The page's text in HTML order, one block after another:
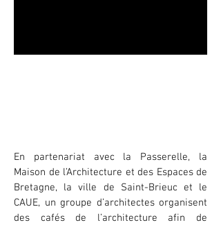
En partenariat avec la Passerelle, la
Maison de l’Architecture et des Espaces de
Bretagne, la ville de Saint-Brieuc et le
CAUE, un groupe d’architectes organisent
des cafés de l’architecture afin de